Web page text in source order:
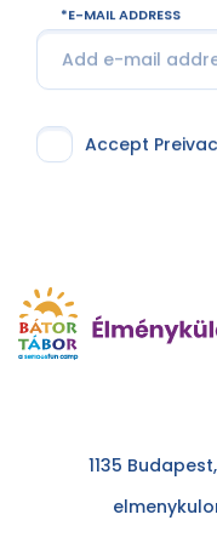
E-MAIL ADDRESS
Accept
1135